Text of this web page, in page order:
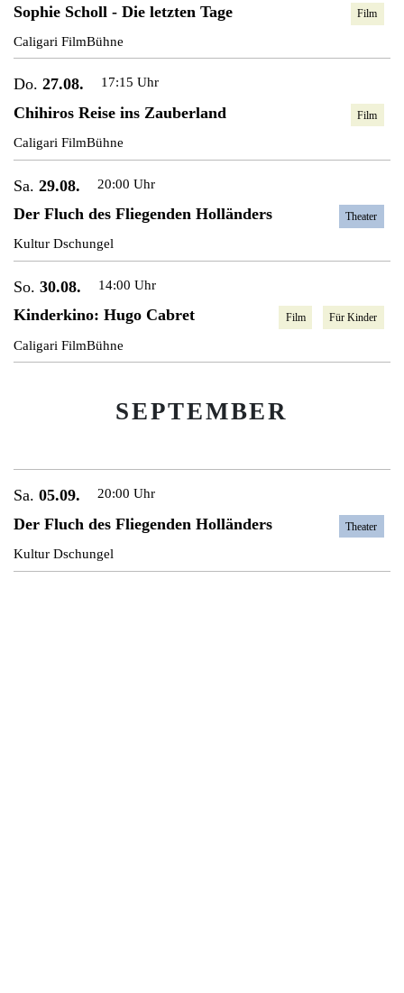
Sophie Scholl - Die letzten Tage
Caligari FilmBühne
Film
Do. 27.08. 17:15 Uhr
Chihiros Reise ins Zauberland
Caligari FilmBühne
Film
Sa. 29.08. 20:00 Uhr
Der Fluch des Fliegenden Holländers
Kultur Dschungel
Theater
So. 30.08. 14:00 Uhr
Kinderkino: Hugo Cabret
Caligari FilmBühne
Film Für Kinder
SEPTEMBER
Sa. 05.09. 20:00 Uhr
Der Fluch des Fliegenden Holländers
Kultur Dschungel
Theater